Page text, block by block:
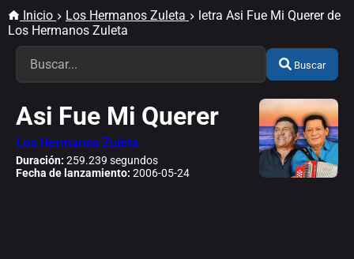
Inicio Los Hermanos Zuleta
letra Asi Fue Mi Querer de
Los Hermanos Zuleta
Buscar
Asi Fue Mi Querer
Los Hermanos Zuleta
Duración: 259.239 segundos
Fecha de lanzamiento: 2006-05-24